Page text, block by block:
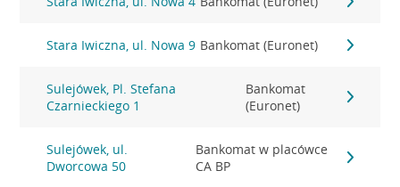
Stara Iwiczna, ul. Nowa 9 Bankomat (Euronet)
Sulejówek, Pl. Stefana
Czarnieckiego 1
Bankomat
(Euronet)
Sulejówek, ul.
Dworcowa 50
Bankomat w placówce
CA BP